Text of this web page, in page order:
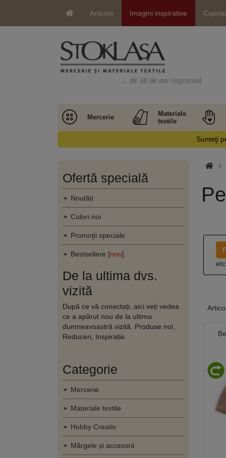
Articole Imagini inspirative
… de 36 de ani împreună
Mercerie
Materiale
textile
Sunteţi
Ofertă specială
Noutăți
Culori noi
Promoţii speciale
Bestsellere [nou]
De la ultima dvs.
vizită
După ce vă conectați, aici veți vedea
ce a apărut nou de la ultima
dumneavoastră vizită. Produse noi,
Reduceri, Inspirație.
Categorie
Mercerie
Materiale textile
Hobby Creativ
Mărgele și accesorii